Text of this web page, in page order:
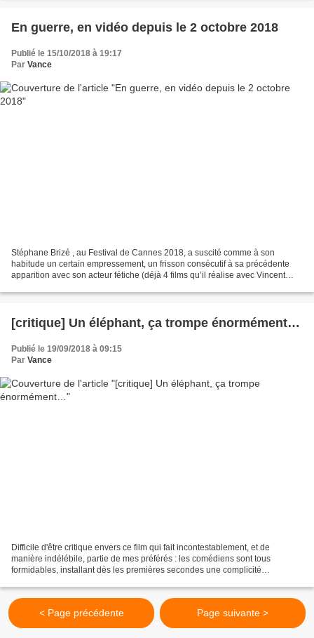
En guerre, en vidéo depuis le 2 octobre 2018
Publié le 15/10/2018 à 19:17
Par Vance
Stéphane Brizé , au Festival de Cannes 2018, a suscité comme à son
habitude un certain empressement, un frisson consécutif à sa précédente
apparition avec son acteur fétiche (déjà 4 films qu’il réalise avec Vincent
[critique] Un éléphant, ça trompe énormément…
Publié le 19/09/2018 à 09:15
Par Vance
Difficile d'être critique envers ce film qui fait incontestablement, et de
manière indélébile, partie de mes préférés : les comédiens sont tous
formidables, installant dès les premières secondes une complicité
< Page précédente Page suivante >